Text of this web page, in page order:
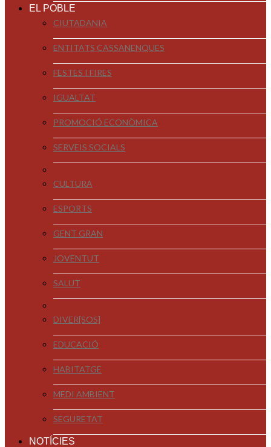
EL POBLE
CIUTADANIA
ENTITATS CASSANENQUES
FESTES I FIRES
IGUALTAT
PROMOCIÓ ECONÒMICA
SERVEIS SOCIALS
CULTURA
ESPORTS
GENT GRAN
JOVENTUT
SALUT
DIVER[SOS]
EDUCACIÓ
HABITATGE
MEDI AMBIENT
SEGURETAT
NOTÍCIES